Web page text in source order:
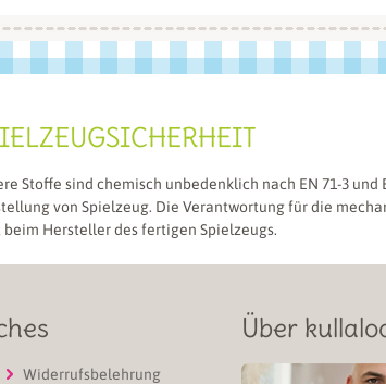
Stoffe sind chemisch unbedenklich nach EN 71-3
von Spielzeug. Die Verantwortung für die
beim Hersteller des fertigen Spielzeugs.
Widerrufsbelehrung
Über